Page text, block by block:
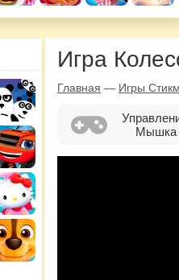
Игра
Главная — Игры
Мышка